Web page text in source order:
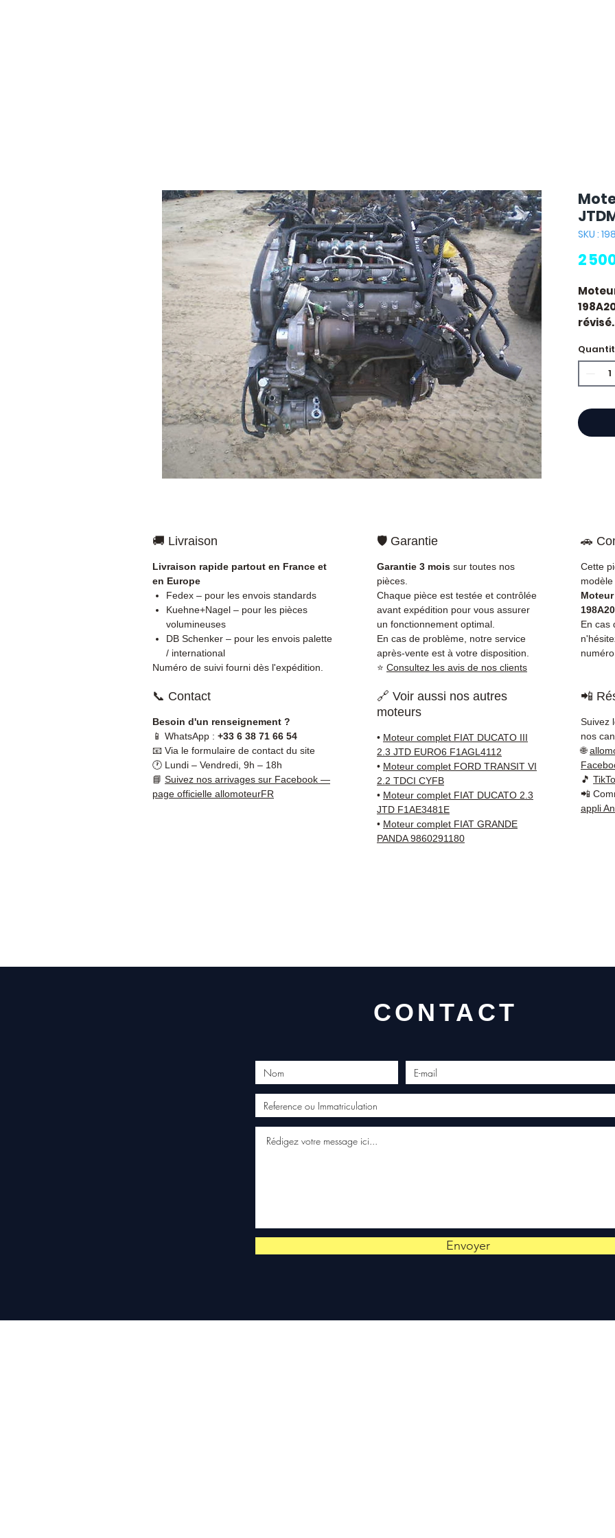
SKU :
2
de
sur
Fiat.
5 à 7
sur
en
Bas,
3
🚚 Livraison
Livraison rapide partout en France et
en Europe
Fedex – pour les envois standards
Kuehne+Nagel – pour les pièces
volumineuses
DB Schenker – pour les envois palette
/ international
Numéro de suivi fourni dès l'expédition.
🛡️ Garantie
Garantie 3 mois sur toutes nos
pièces.
Chaque pièce est testée et contrôlée
avant expédition pour vous assurer
un fonctionnement optimal.
En cas de problème, notre service
après-vente est à votre disposition.
⭐ Consultez les avis de nos clients
🚗
Cette
En cas
📞 Contact
Besoin d'un renseignement ?
📱 WhatsApp : +33 6 38 71 66 54
📧 Via le formulaire de contact du site
🕐 Lundi – Vendredi, 9h – 18h
📘 Suivez nos arrivages sur Facebook —
page officielle allomoteurFR
🔗 Voir aussi nos autres
moteurs
• Moteur complet FIAT DUCATO III
2.3 JTD EURO6 F1AGL4112
• Moteur complet FORD TRANSIT VI
2.2 TDCI CYFB
• Moteur complet FIAT DUCATO 2.3
JTD F1AE3481E
• Moteur complet FIAT GRANDE
PANDA 9860291180
📲
Suivez
nos
🌐
🎵
📲
appli
CONTACT
Envoyer